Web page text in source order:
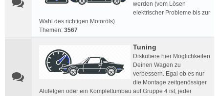
werden (vom Lösen
elektrischer Probleme bis zur
Wahl des richtigen Motoröls)
Themen: 3567
Tuning
Diskutiere hier Möglichkeiten
Deinen Wagen zu
verbessern. Egal ob es nur
die Montage zeitgenössiger
Alufelgen oder ein Komplettumbau auf Gruppe 4 ist, jeder